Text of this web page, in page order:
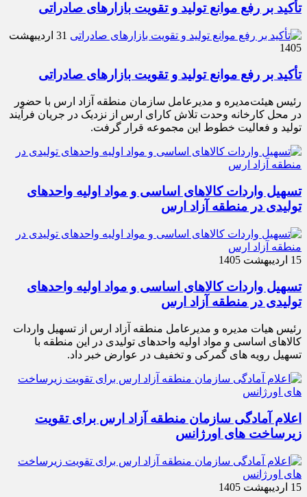
تأکید بر رفع موانع تولید و تقویت بازارهای صادراتی
31 اردیبهشت
1405
تأکید بر رفع موانع تولید و تقویت بازارهای صادراتی
رئیس هیئت‌مدیره و مدیرعامل سازمان منطقه آزاد ارس با حضور
در محل کارخانه وحدت تلاش کارای ارس از نزدیک در جریان فرآیند
تولید و فعالیت خطوط این مجموعه قرار گرفت.
تسهیل واردات کالاهای اساسی و مواد اولیه واحدهای
تولیدی در منطقه آزاد ارس
15 اردیبهشت 1405
تسهیل واردات کالاهای اساسی و مواد اولیه واحدهای
تولیدی در منطقه آزاد ارس
رئیس هیات مدیره و مدیرعامل منطقه آزاد ارس از تسهیل واردات
کالاهای اساسی و مواد اولیه واحدهای تولیدی در این منطقه با
تسهیل رویه های گمرکی و تخفیف در عوارض خبر داد.
اعلام آمادگی سازمان منطقه آزاد ارس برای تقویت
زیرساخت‌ های اورژانس
15 اردیبهشت 1405